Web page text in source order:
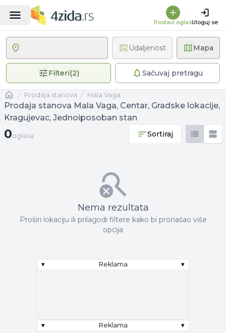
Postavi oglasUloguj se
Mapa
Filteri(2)2 primenjena filteraSačuvaj pretragu
Udaljenost
Naslovnaprodaja stanova Mala Vaga
Prodaja stanova Mala Vaga, Centar, Gradske lokacije,
Kragujevac, Jednoiposoban stan
0 oglasa
0oglasa Sortiraj
Nema rezultata
Proširi lokaciju ili prilagodi filtere kako bi pronašao više
opcija
▾ Reklama ▾
▾ Reklama ▾